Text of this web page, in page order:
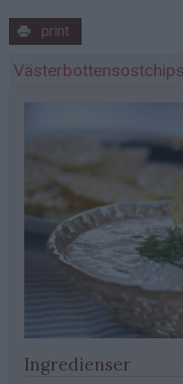
print
Ingredienser